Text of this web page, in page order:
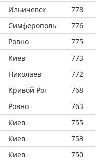
Ильичевск
778
Симферополь
776
Ровно
775
Киев
773
Николаев
772
Кривой Рог
768
Ровно
763
Киев
755
Киев
753
Киев
750